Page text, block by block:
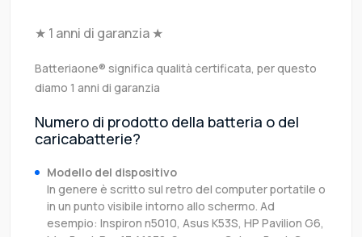
★ 1 anni di garanzia ★
Batteriaone® significa qualità certificata, per questo
diamo 1 anni di garanzia
Numero di prodotto della batteria o del
caricabatterie?
Modello del dispositivo
In genere è scritto sul retro del computer portatile o
in un punto visibile intorno allo schermo. Ad
esempio: Inspiron n5010, Asus K53S, HP Pavilion G6,